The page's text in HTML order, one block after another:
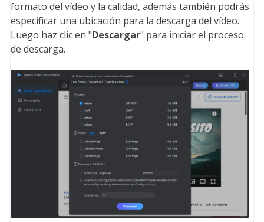
formato del vídeo y la calidad, además también podrás
especificar una ubicación para la descarga del vídeo.
Luego haz clic en "Descargar" para iniciar el proceso
de descarga.